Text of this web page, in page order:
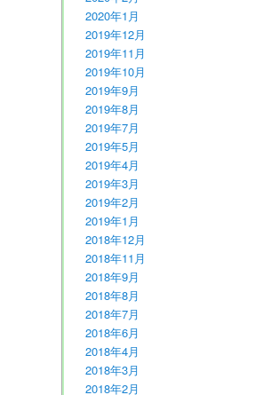
2020年1月
2019年12月
2019年11月
2019年10月
2019年9月
2019年8月
2019年7月
2019年5月
2019年4月
2019年3月
2019年2月
2019年1月
2018年12月
2018年11月
2018年9月
2018年8月
2018年7月
2018年6月
2018年4月
2018年3月
2018年2月